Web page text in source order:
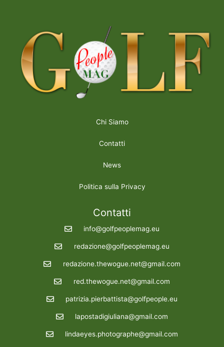
Chi Siamo
Contatti
News
Politica sulla Privacy
Contatti
info@golfpeoplemag.eu
redazione@golfpeoplemag.eu
redazione.thewogue.net@gmail.com
red.thewogue.net@gmail.com
patrizia.pierbattista@golfpeople.eu
lapostadigiuliana@gmail.com
lindaeyes.photographe@gmail.com